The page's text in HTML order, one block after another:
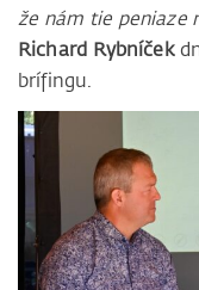
že nám tie peniaze
Richard Rybníček
brífingu.